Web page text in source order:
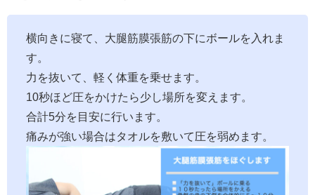
横向きに寝て、大腿筋膜張筋の下にボールを入れま
す。
力を抜いて、軽く体重を乗せます。
10秒ほど圧をかけたら少し場所を変えます。
合計5分を目安に行います。
痛みが強い場合はタオルを敷いて圧を弱めます。